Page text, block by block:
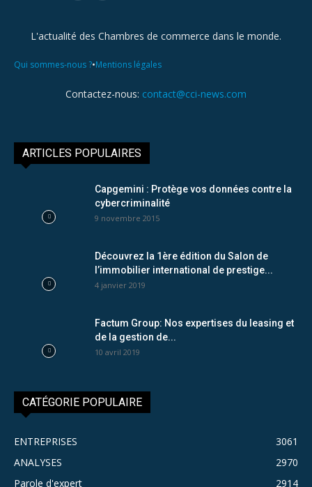
L'actualité des Chambres de commerce dans le monde.
Qui sommes-nous ?•Mentions légales
Contactez-nous: contact@cci-news.com
ARTICLES POPULAIRES
Capgemini : Protège vos données contre la
cybercriminalité
9 novembre 2015
Découvrez la 1ère édition du Salon de
l’immobilier international de prestige...
4 janvier 2019
Factum Group: Nos expertises du leasing et
de la gestion de...
10 avril 2019
CATÉGORIE POPULAIRE
ENTREPRISES
3061
ANALYSES
2970
Parole d'expert
2914